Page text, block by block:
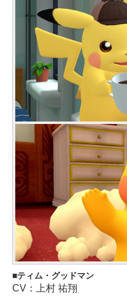
ティム・グッドマン
CV：上村 祐翔